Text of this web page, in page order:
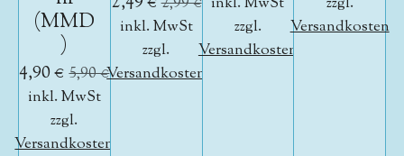
(MMD
)
4,90 € 5,90 €
inkl. MwSt
zzgl.
Versandkosten
inkl. MwSt
zzgl.
Versandkosten
zzgl.
Versandkosten
Versandkosten